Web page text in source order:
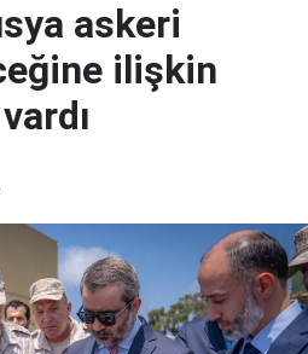
askeri
ilişkin